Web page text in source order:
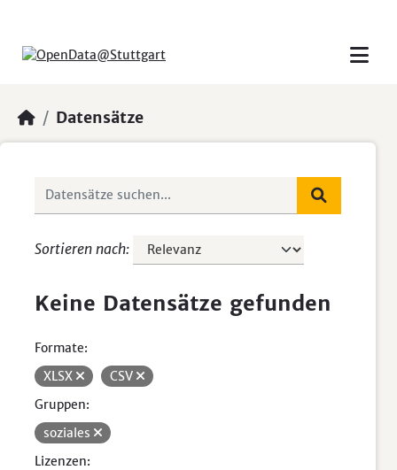
Datensätze
Sortieren nach
Keine Datensätze gefunden
Formate:
XLSX
CSV
Gruppen:
soziales
Lizenzen: